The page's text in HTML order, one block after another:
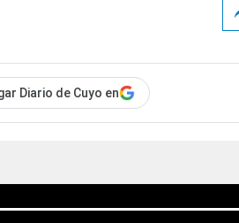
Diario de Cuyo en